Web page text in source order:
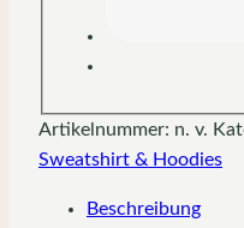
Artikelnummer: n. v.
Sweatshirt & Hoodies
Beschreibung